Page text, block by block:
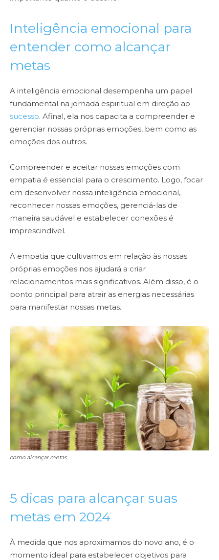
Inteligência emocional para
entender como alcançar
metas
A inteligência emocional desempenha um papel
fundamental na jornada espiritual em direção ao
sucesso. Afinal, ela nos capacita a compreender e
gerenciar nossas próprias emoções, bem como as
emoções dos outros.
Compreender e aceitar nossas emoções com
empatia é essencial para o crescimento. Logo, focar
em desenvolver nossa inteligência emocional,
reconhecer nossas emoções, gerenciá-las de
maneira saudável e estabelecer conexões é
imprescindível.
A empatia que cultivamos em relação às nossas
próprias emoções nos ajudará a criar
relacionamentos mais significativos. Além disso, é o
ponto principal para atrair as energias necessárias
para manifestar nossas metas.
como alcançar metas
5 dicas para alcançar suas
metas em 2024
À medida que nos aproximamos do novo ano, é o
momento ideal para estabelecer objetivos para